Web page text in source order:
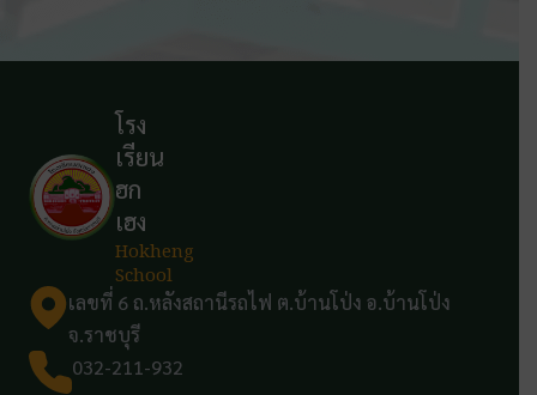
โรง
เรียน
ฮก
เฮง
Hokheng
School
เลขที่ 6 ถ.หลังสถานีรถไฟ ต.บ้านโป่ง อ.บ้านโป่ง
จ.ราชบุรี
032-211-932